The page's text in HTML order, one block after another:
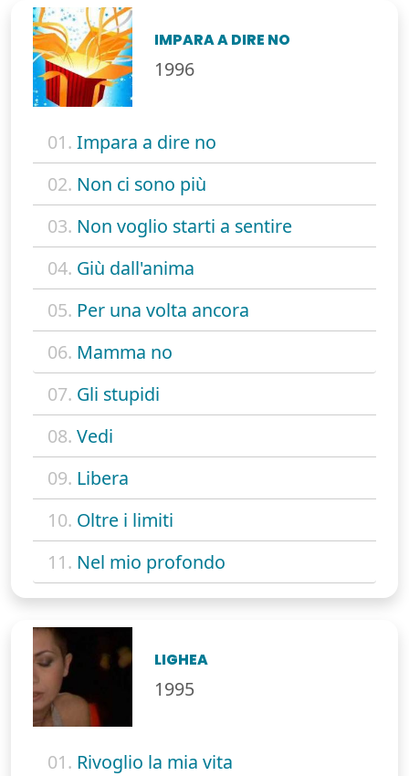
IMPARA A DIRE NO
1996
01. Impara a dire no
02. Non ci sono più
03. Non voglio starti a sentire
04. Giù dall'anima
05. Per una volta ancora
06. Mamma no
07. Gli stupidi
08. Vedi
09. Libera
10. Oltre i limiti
11. Nel mio profondo
LIGHEA
1995
01. Rivoglio la mia vita